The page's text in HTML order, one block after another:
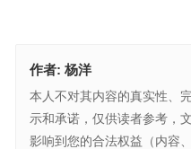
作者: 杨洋
本人不对其内容的真实性、
示和承诺，仅供读者参考，
影响到您的合法权益（内容